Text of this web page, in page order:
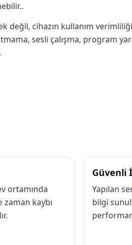
değil, cihazın kullanım
sesli çalışma, program
ortamında
kaybı
Güvenli
Yapılan
bilgi